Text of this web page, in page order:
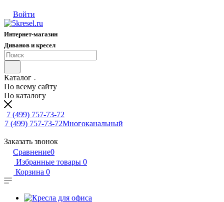
Войти
Интернет-магазин
Диванов и кресел
Каталог
По всему сайту
По каталогу
7 (499) 757-73-72
7 (499) 757-73-72Многоканальный
Заказать звонок
Сравнение0
Избранные товары 0
Корзина 0